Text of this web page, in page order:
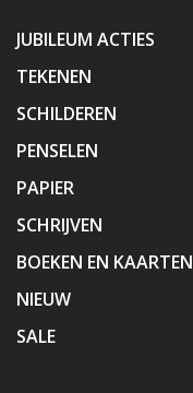
JUBILEUM ACTIES
TEKENEN
SCHILDEREN
PENSELEN
PAPIER
SCHRIJVEN
BOEKEN EN KAARTEN
NIEUW
SALE